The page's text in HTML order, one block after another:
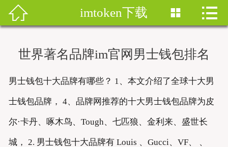
首页
imToken安卓
 imtoken下载  
世界著名品牌im官网男士钱包排名
男士钱包十大品牌有哪些？ 1、本文介绍了全球十大男
士钱包品牌， 4、品牌网推荐的十大男士钱包品牌为皮
尔·卡丹、啄木鸟、Tough、七匹狼、金利来、盛世长
城， 2. 男士钱包十大品牌有 Louis 、Gucci、VF、 、